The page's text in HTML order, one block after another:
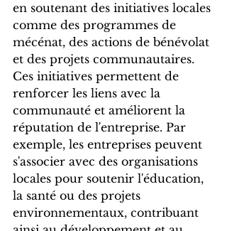
en soutenant des initiatives locales
comme des programmes de
mécénat, des actions de bénévolat
et des projets communautaires.
Ces initiatives permettent de
renforcer les liens avec la
communauté et améliorent la
réputation de l'entreprise. Par
exemple, les entreprises peuvent
s'associer avec des organisations
locales pour soutenir l'éducation,
la santé ou des projets
environnementaux, contribuant